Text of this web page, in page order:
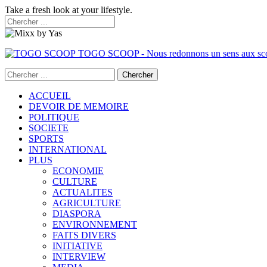
Take a fresh look at your lifestyle.
TOGO SCOOP - Nous redonnons un sens aux
ACCUEIL
DEVOIR DE MEMOIRE
POLITIQUE
SOCIETE
SPORTS
INTERNATIONAL
PLUS
ECONOMIE
CULTURE
ACTUALITES
AGRICULTURE
DIASPORA
ENVIRONNEMENT
FAITS DIVERS
INITIATIVE
INTERVIEW